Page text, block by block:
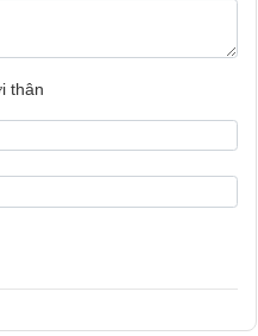
chí là lựa chọn để thay
tương thích kích thước.
thân